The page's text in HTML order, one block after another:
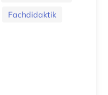
Fachdidaktik